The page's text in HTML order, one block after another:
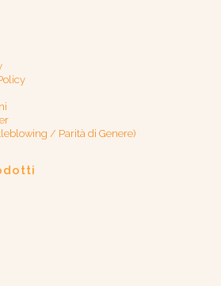
/ Parità di Genere)​